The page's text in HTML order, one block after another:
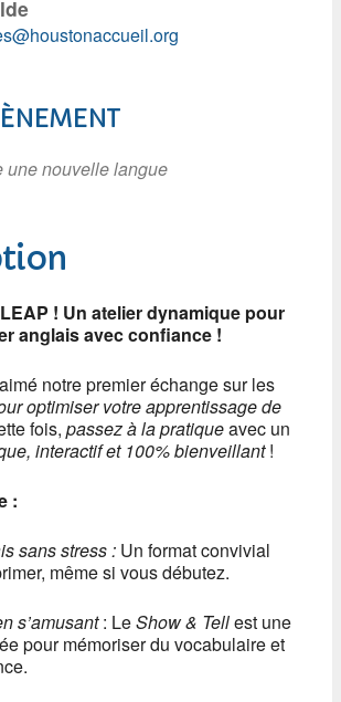
une nouvelle langue
! Un atelier dynamique pour
anglais avec confiance !
notre premier échange sur les
optimiser votre apprentissage de
fois, passez à la pratiqueavec un
interactif et 100% bienveillant!
:
sans stress : Un format convivial
même si vous débutez.
s’amusant: LeShow & Tellest une
pour mémoriser du vocabulaire et